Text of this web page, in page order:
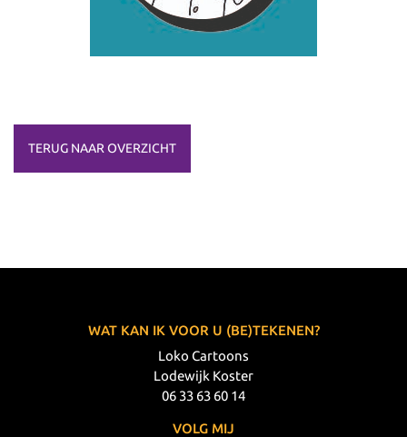
TERUG NAAR OVERZICHT
WAT KAN IK VOOR U (BE)TEKENEN?
Loko Cartoons
Lodewijk Koster
06 33 63 60 14
VOLG MIJ